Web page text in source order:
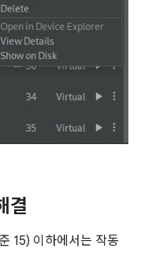
결
15) 이하에서는 작동